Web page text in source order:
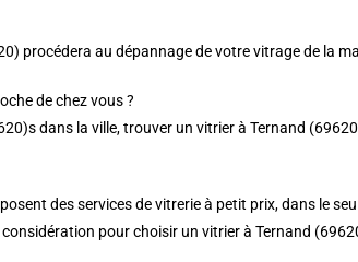
procédera au dépannage de votre vitrage de la
de chez vous ?
dans la ville, trouver un vitrier à Ternand
des services de vitrerie à petit prix, dans le
pour choisir un vitrier à Ternand